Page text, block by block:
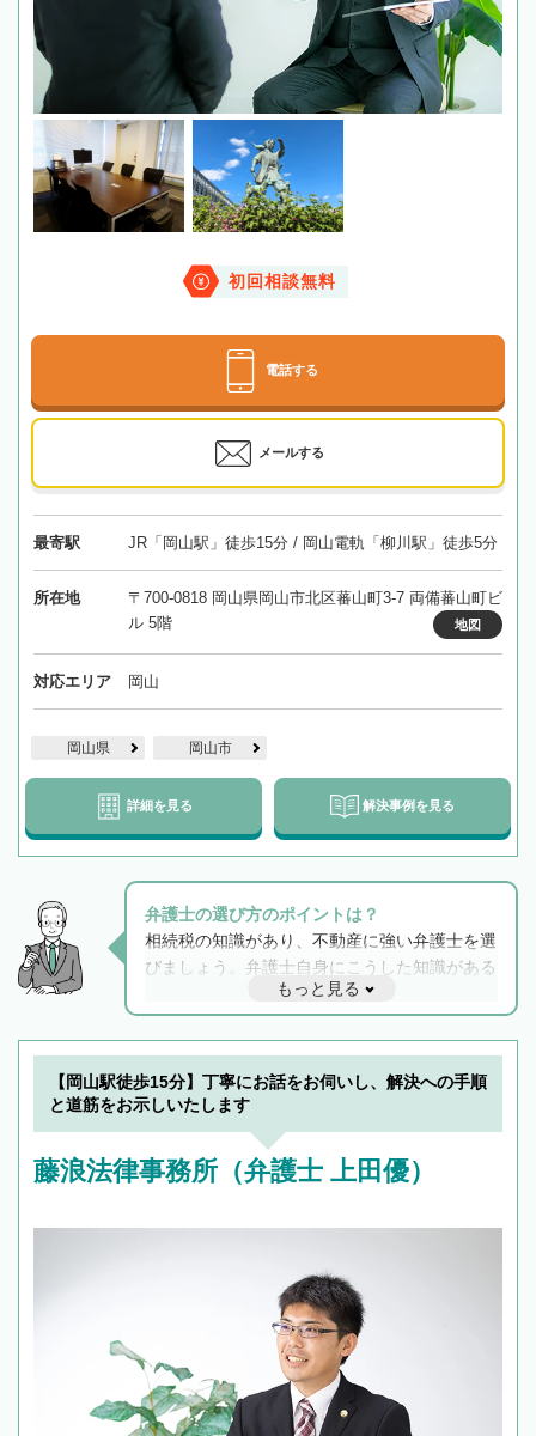
初回相談無料
電話する
メールする
最寄駅 JR「岡山駅」徒歩15分 / 岡山電軌「柳川駅」徒歩5分
所在地
〒700-0818 岡山県岡山市北区蕃山町3-7 両備蕃山町ビ
ル 5階
地図
対応エリア 岡山
岡山県 岡山市
詳細を見る 解決事例を見る
弁護士の選び方のポイントは？
相続税の知識があり、不動産に強い弁護士を選
びましょう。弁護士自身にこうした知識がある
と他士業との連携もスムーズに進み、トラブル
解決のみならず相続をトータルで任せることが
できます。また、相続は感情がからむ分野なの
でフィーリングも重要です。実際に電話や面談
で複数の弁護士と会話をしてウマが合う方に依
もっと見る
【岡山駅徒歩15分】丁寧にお話をお伺いし、解決への手順
と道筋をお示しいたします
藤浪法律事務所（弁護士 上田優）